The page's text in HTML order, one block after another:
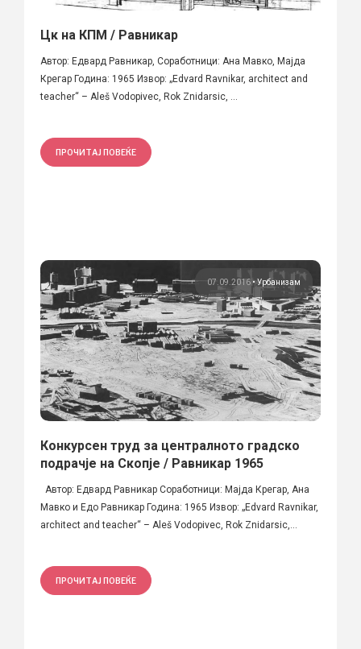
Цк на КПМ / Равникар
Автор: Едвард Равникар, Соработници: Ана Мавко, Мајда
Крегар Година: 1965 Извoр: „Еdvard Ravnikar, architect and
teacher“ – Aleš Vodopivec, Rok Znidarsic, ...
ПРОЧИТАЈ ПОВЕЌЕ
07.09.2016 •Урбанизам
Конкурсен труд за централното градско
подрачје на Скопје / Равникар 1965
Автор: Едвард Равникар Соработници: Мајда Крегар, Ана
Мавко и Едо Равникар Година: 1965 Извор: „Еdvard Ravnikar,
architect and teacher“ – Aleš Vodopivec, Rok Znidarsic,...
ПРОЧИТАЈ ПОВЕЌЕ